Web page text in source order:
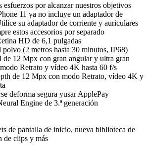
esfuerzos por alcanzar nuestros objetivos
11 ya no incluye un adaptador de
su adaptador de corriente y auriculares
estos accesorios por separado
HD de 6,1 pulgadas
polvo (2 metros hasta 30 minutos, IP68)
de 12 Mpx con gran angular y ultra gran
Retrato y vídeo 4K hasta 60 f/s
de 12 Mpx con modo Retrato, vídeo 4K y
deforma segura yusar ApplePay
Engine de 3.ª generación
de pantalla de inicio, nueva biblioteca de
de clips y más